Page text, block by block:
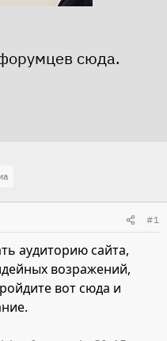
сюда.
#1
аудиторию сайта,
возражений,
вот сюда и